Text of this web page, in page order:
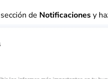
de Notificacionesy